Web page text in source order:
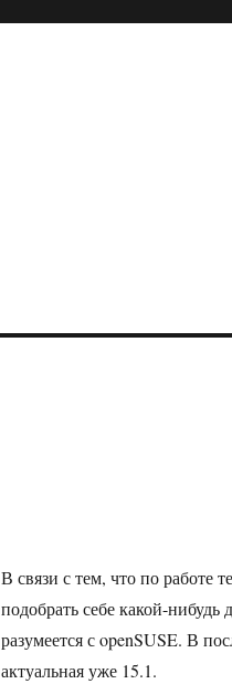
В связи с тем, что по работе
подобрать себе какой-
разумеется с openSUSE. В
актуальная уже 15.1.